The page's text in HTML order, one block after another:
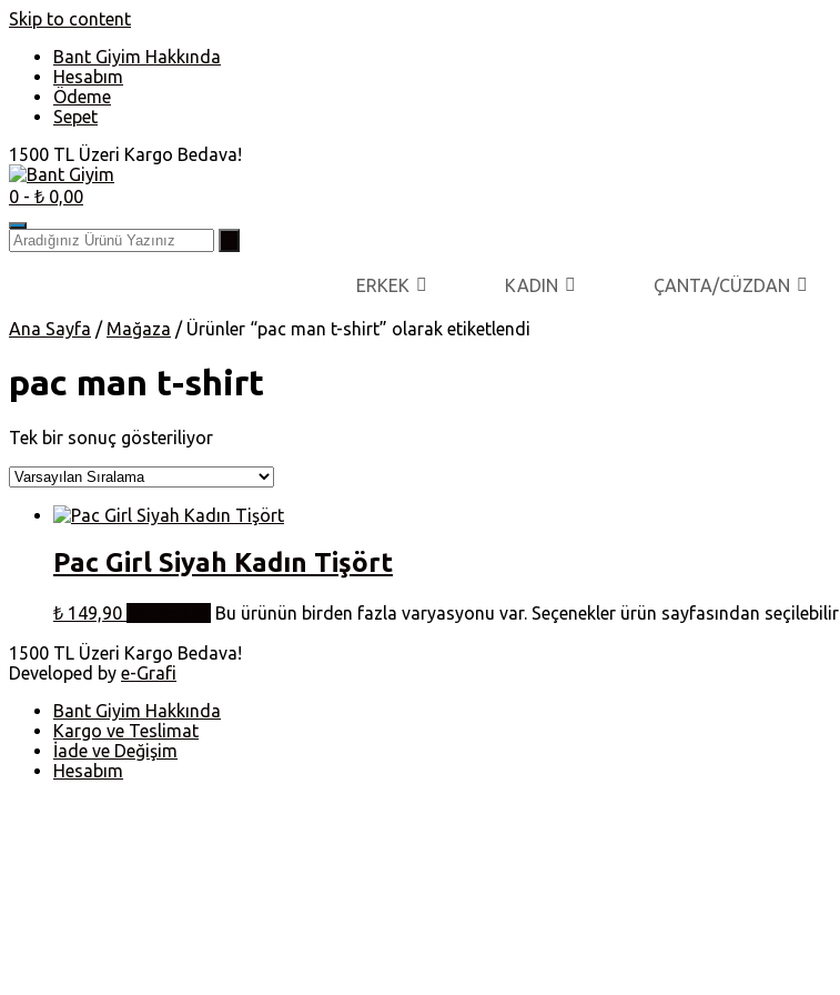
Skip to content
Bant Giyim Hakkında
Hesabım
Ödeme
Sepet
1500 TL Üzeri Kargo Bedava!
0 - ₺ 0,00
ERKEK KADIN ÇANTA/CÜZDAN
Ana Sayfa / Mağaza / Ürünler “pac man t-shirt” olarak etiketlendi
pac man t-shirt
Tek bir sonuç gösteriliyor
Pac Girl Siyah Kadın Tişört
₺ 149,90
Bu ürünün birden fazla varyasyonu var. Seçenekler ürün sayfasından seçilebilir
1500 TL Üzeri Kargo Bedava!
Developed by e-Grafi
Bant Giyim Hakkında
Kargo ve Teslimat
İade ve Değişim
Hesabım